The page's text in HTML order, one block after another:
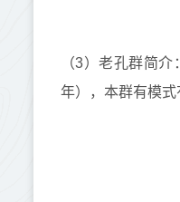
（3）老孔群简
年），本群有模式